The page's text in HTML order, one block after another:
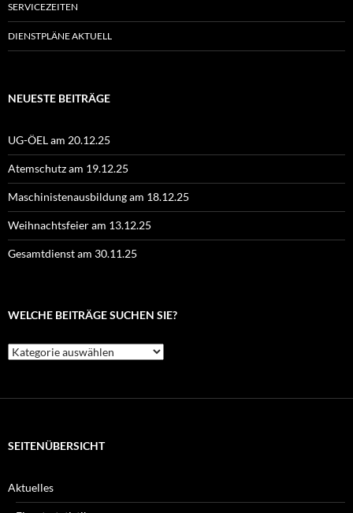
SERVICEZEITEN
DIENSTPLÄNE AKTUELL
NEUESTE BEITRÄGE
UG-ÖEL am 20.12.25
Atemschutz am 19.12.25
Maschinistenausbildung am 18.12.25
Weihnachtsfeier am 13.12.25
Gesamtdienst am 30.11.25
WELCHE BEITRÄGE SUCHEN SIE?
Welche
Beiträge
SEITENÜBERSICHT
Aktuelles